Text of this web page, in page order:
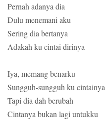
Pernah adanya dia
Dulu menemani aku
Sering dia bertanya
Adakah ku cintai dirinya
Iya, memang benarku
Sungguh-sungguh ku cintainya
Tapi dia dah berubah
Cintanya bukan lagi untukku